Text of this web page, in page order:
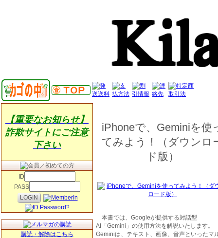
【重要なお知らせ】
詐欺サイトにご注意
下さい
ID
PASS
購読・解除はこちら
iPhoneで、Geminiを使
てみよう！（ダウンロ
ド版）
本書では、Googleが提供する対話型
AI「Gemini」の使用方法を解説いたします。
Geminiは、テキスト、画像、音声といったマ